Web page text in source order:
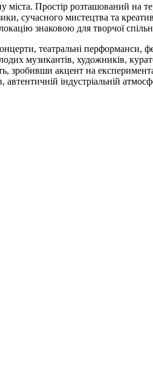
Простір розташований на
сучасного мистецтва та
знаковою для творчої
театральні перформанси,
музикантів, художників,
зробивши акцент на
індустріальній